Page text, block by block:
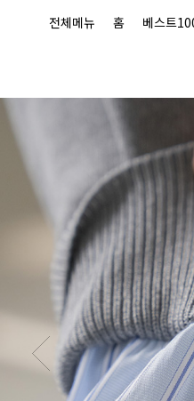
전체메뉴 홈 베스트